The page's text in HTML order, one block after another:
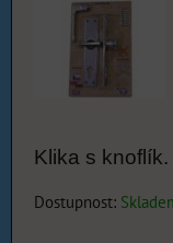
Klika s
Dostupnost: